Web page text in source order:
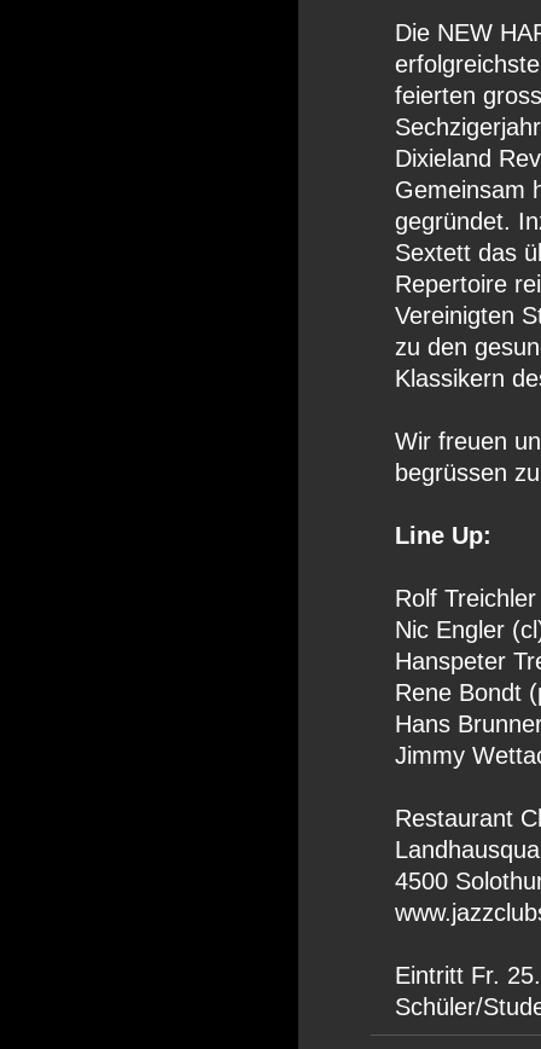
Die NEW
feierten
Dixieland
Gemeinsam
gegründet.
Sextett das
Repertoire
Vereinigten
zu den
Klassikern
Wir freuen
begrüssen
Line Up:
Rolf
Nic Engler
Hanspeter
Rene Bondt
Hans
Jimmy
Restaurant
4500
Eintritt Fr.
Schüler/